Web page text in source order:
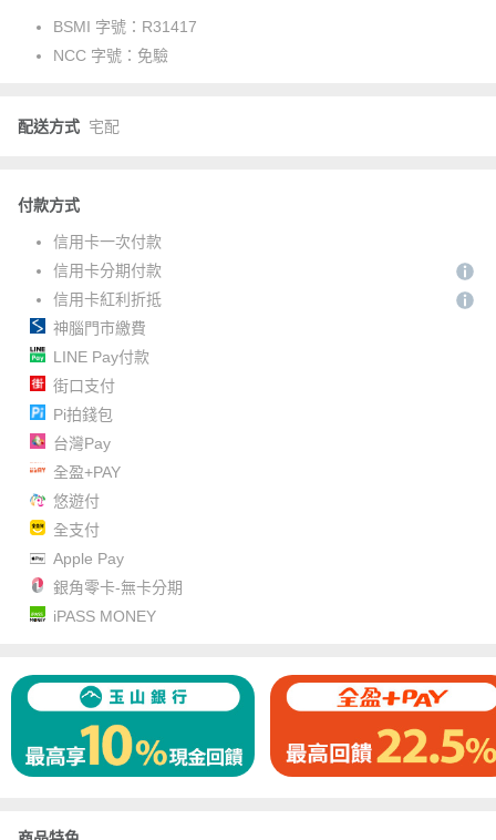
BSMI 字號： R31417
NCC 字號： 免驗
配送方式 宅配
付款方式
信用卡一次付款
信用卡分期付款
信用卡紅利折抵
神腦門市繳費
LINE Pay付款
街口支付
Pi拍錢包
台灣Pay
全盈+PAY
悠遊付
全支付
Apple Pay
銀角零卡-無卡分期
iPASS MONEY